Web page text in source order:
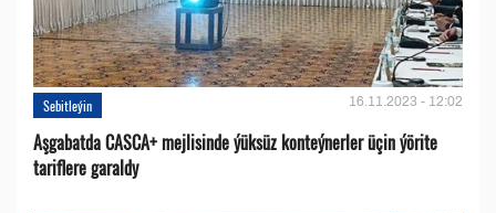
Sebitleýin 16.11.2023 - 12:02
Aşgabatda CASCA+ mejlisinde ýüksüz konteýnerler üçin ýörite
tariflere garaldy